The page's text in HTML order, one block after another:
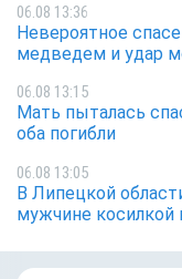
06.08 13:36
Невероятное
медведем и удар
06.08 13:15
Мать пыталась
оба погибли
06.08 13:05
В Липецкой
мужчине косилкой